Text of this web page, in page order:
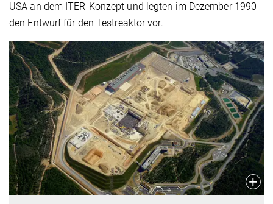
USA an dem ITER-Konzept und legten im Dezember 1990
den Entwurf für den Testreaktor vor.